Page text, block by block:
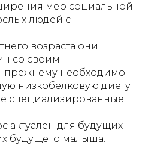
мер социальной
людей с
возраста они
со своим
прежнему необходимо
низкобелковую диету
специализированные
актуален для будущих
будущего малыша.